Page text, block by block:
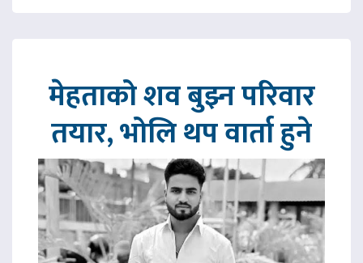
मेहताको शव बुझ्न परिवार
तयार, भोलि थप वार्ता हुने